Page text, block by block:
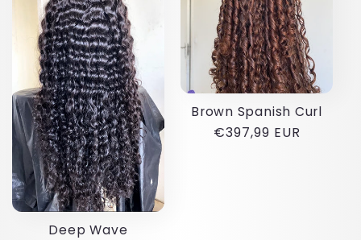
Deep Wave
Brown Spanish Curl
Preço
€397,99 EUR